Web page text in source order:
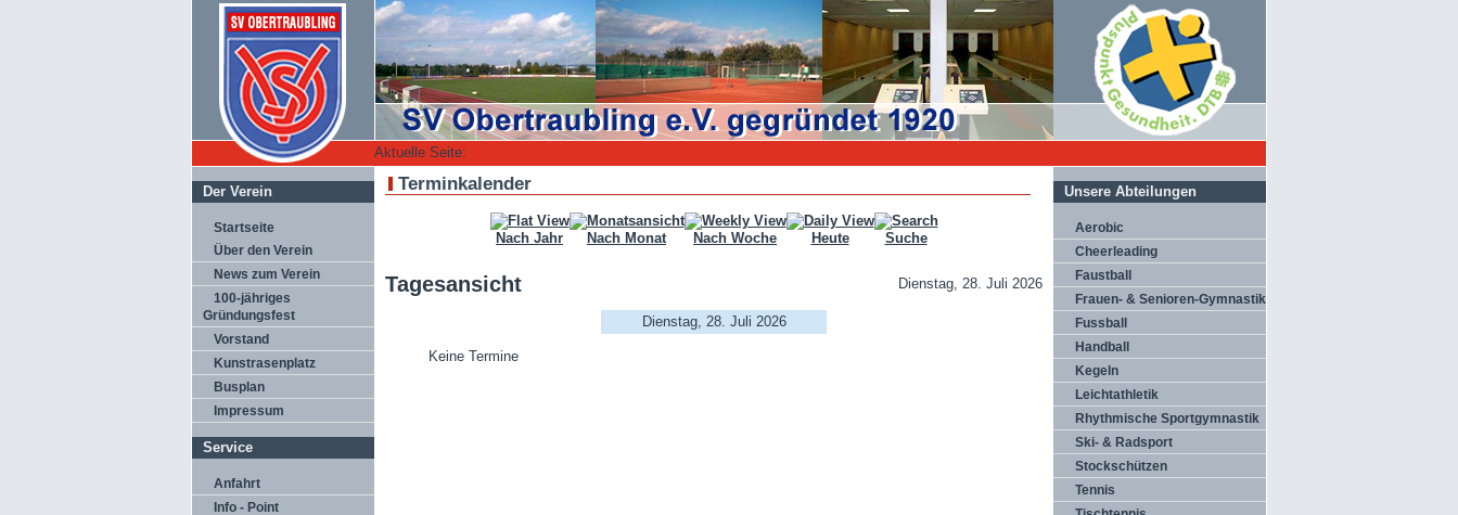
Aktuelle Seite:
Der Verein
Startseite
Über den Verein
News zum Verein
100-jähriges
Gründungsfest
Vorstand
Kunstrasenplatz
Busplan
Impressum
Service
Anfahrt
Info - Point
Terminkalender
Nach Jahr Nach Monat Nach Woche Heute Suche
Tagesansicht Dienstag, 28. Juli 2026
Dienstag, 28. Juli 2026
Keine Termine
Unsere Abteilungen
Aerobic
Cheerleading
Faustball
Frauen- & Senioren-Gymnastik
Fussball
Handball
Kegeln
Leichtathletik
Rhythmische Sportgymnastik
Ski- & Radsport
Stockschützen
Tennis